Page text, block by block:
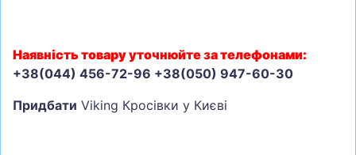
Наявність товару уточнюйте за телефонами:
+38(044) 456-72-96 +38(050) 947-60-30
Придбати Viking Кросівки у Києві